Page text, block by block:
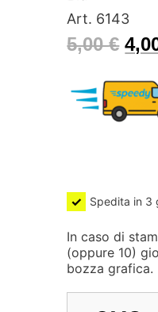
Art. 6143
5,00€
Spedita in 3
In caso di
(oppure 10)
bozza grafica.